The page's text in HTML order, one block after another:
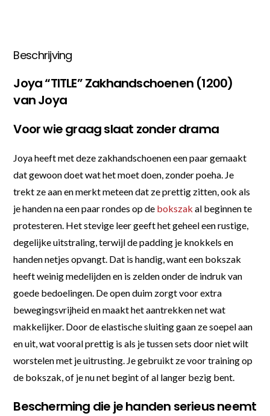
Beschrijving
Joya “TITLE” Zakhandschoenen (1200)
van Joya
Voor wie graag slaat zonder drama
Joya heeft met deze zakhandschoenen een paar gemaakt
dat gewoon doet wat het moet doen, zonder poeha. Je
trekt ze aan en merkt meteen dat ze prettig zitten, ook als
je handen na een paar rondes op de bokszak al beginnen te
protesteren. Het stevige leer geeft het geheel een rustige,
degelijke uitstraling, terwijl de padding je knokkels en
handen netjes opvangt. Dat is handig, want een bokszak
heeft weinig medelijden en is zelden onder de indruk van
goede bedoelingen. De open duim zorgt voor extra
bewegingsvrijheid en maakt het aantrekken net wat
makkelijker. Door de elastische sluiting gaan ze soepel aan
en uit, wat vooral prettig is als je tussen sets door niet wilt
worstelen met je uitrusting. Je gebruikt ze voor training op
de bokszak, of je nu net begint of al langer bezig bent.
Bescherming die je handen serieus neemt